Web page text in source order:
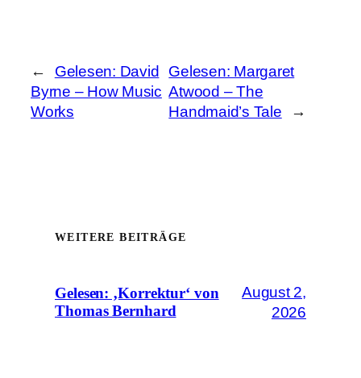
←
Gelesen: David
Byrne – How Music
Works
Gelesen: Margaret
Atwood – The
Handmaid’s Tale
→
WEITERE BEITRÄGE
Gelesen: ‚Korrektur‘ von
Thomas Bernhard
August 2,
2026